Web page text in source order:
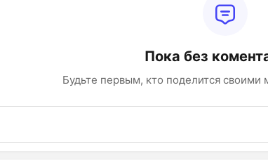
Пока без
Будьте первым, кто поделится своими